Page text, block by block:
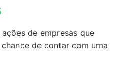
de empresas que
de contar com uma